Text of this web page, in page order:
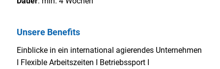
Unsere Benefits
Einblicke in ein international agierendes Unternehmen
I Flexible Arbeitszeiten I Betriebssport I